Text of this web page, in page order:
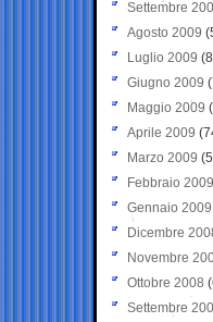
Settembre
Agosto 2009
Luglio 2009
Giugno 2009
Maggio 2009
Aprile 2009
Marzo 2009
Febbraio 2009
Gennaio 2009
Dicembre
Novembre
Ottobre 2008
Settembre